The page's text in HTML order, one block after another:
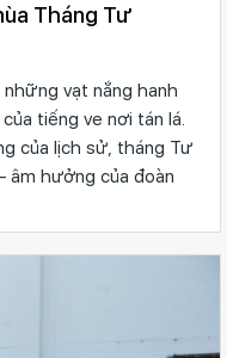
Tháng Tư
vạt nắng hanh
tiếng ve nơi tán lá.
của lịch sử, tháng Tư
âm hưởng của đoàn